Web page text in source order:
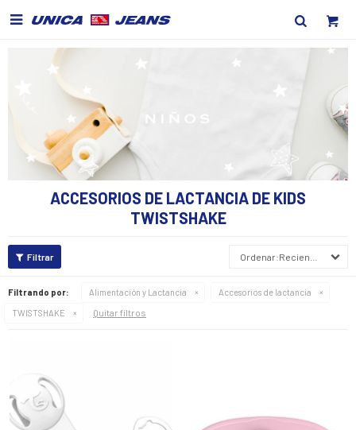

ACCESORIOS DE LACTANCIA DE KIDS
TWISTSHAKE
Recientes
Filtrando por: Alimentación y Lactancia
Accesorios de lactancia
TWISTSHAKE
Quitar filtros